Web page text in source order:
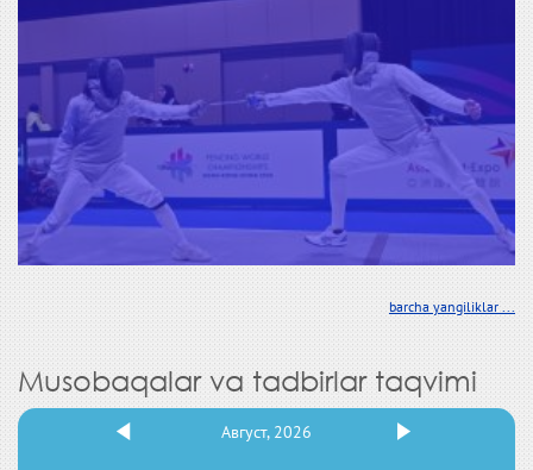
barcha yangiliklar ...
Musobaqalar va tadbirlar taqvimi
Август, 2026